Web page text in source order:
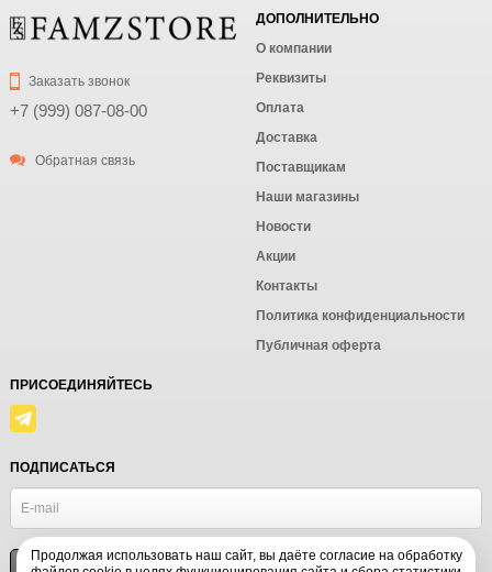
Заказать звонок
+7 (999) 087-08-00
Обратная связь
ДОПОЛНИТЕЛЬНО
О компании
Реквизиты
Оплата
Доставка
Поставщикам
Наши магазины
Новости
Акции
Контакты
Политика конфиденциальности
Публичная оферта
ПРИСОЕДИНЯЙТЕСЬ
ПОДПИСАТЬСЯ
Продолжая использовать наш сайт, вы даёте согласие на обработку